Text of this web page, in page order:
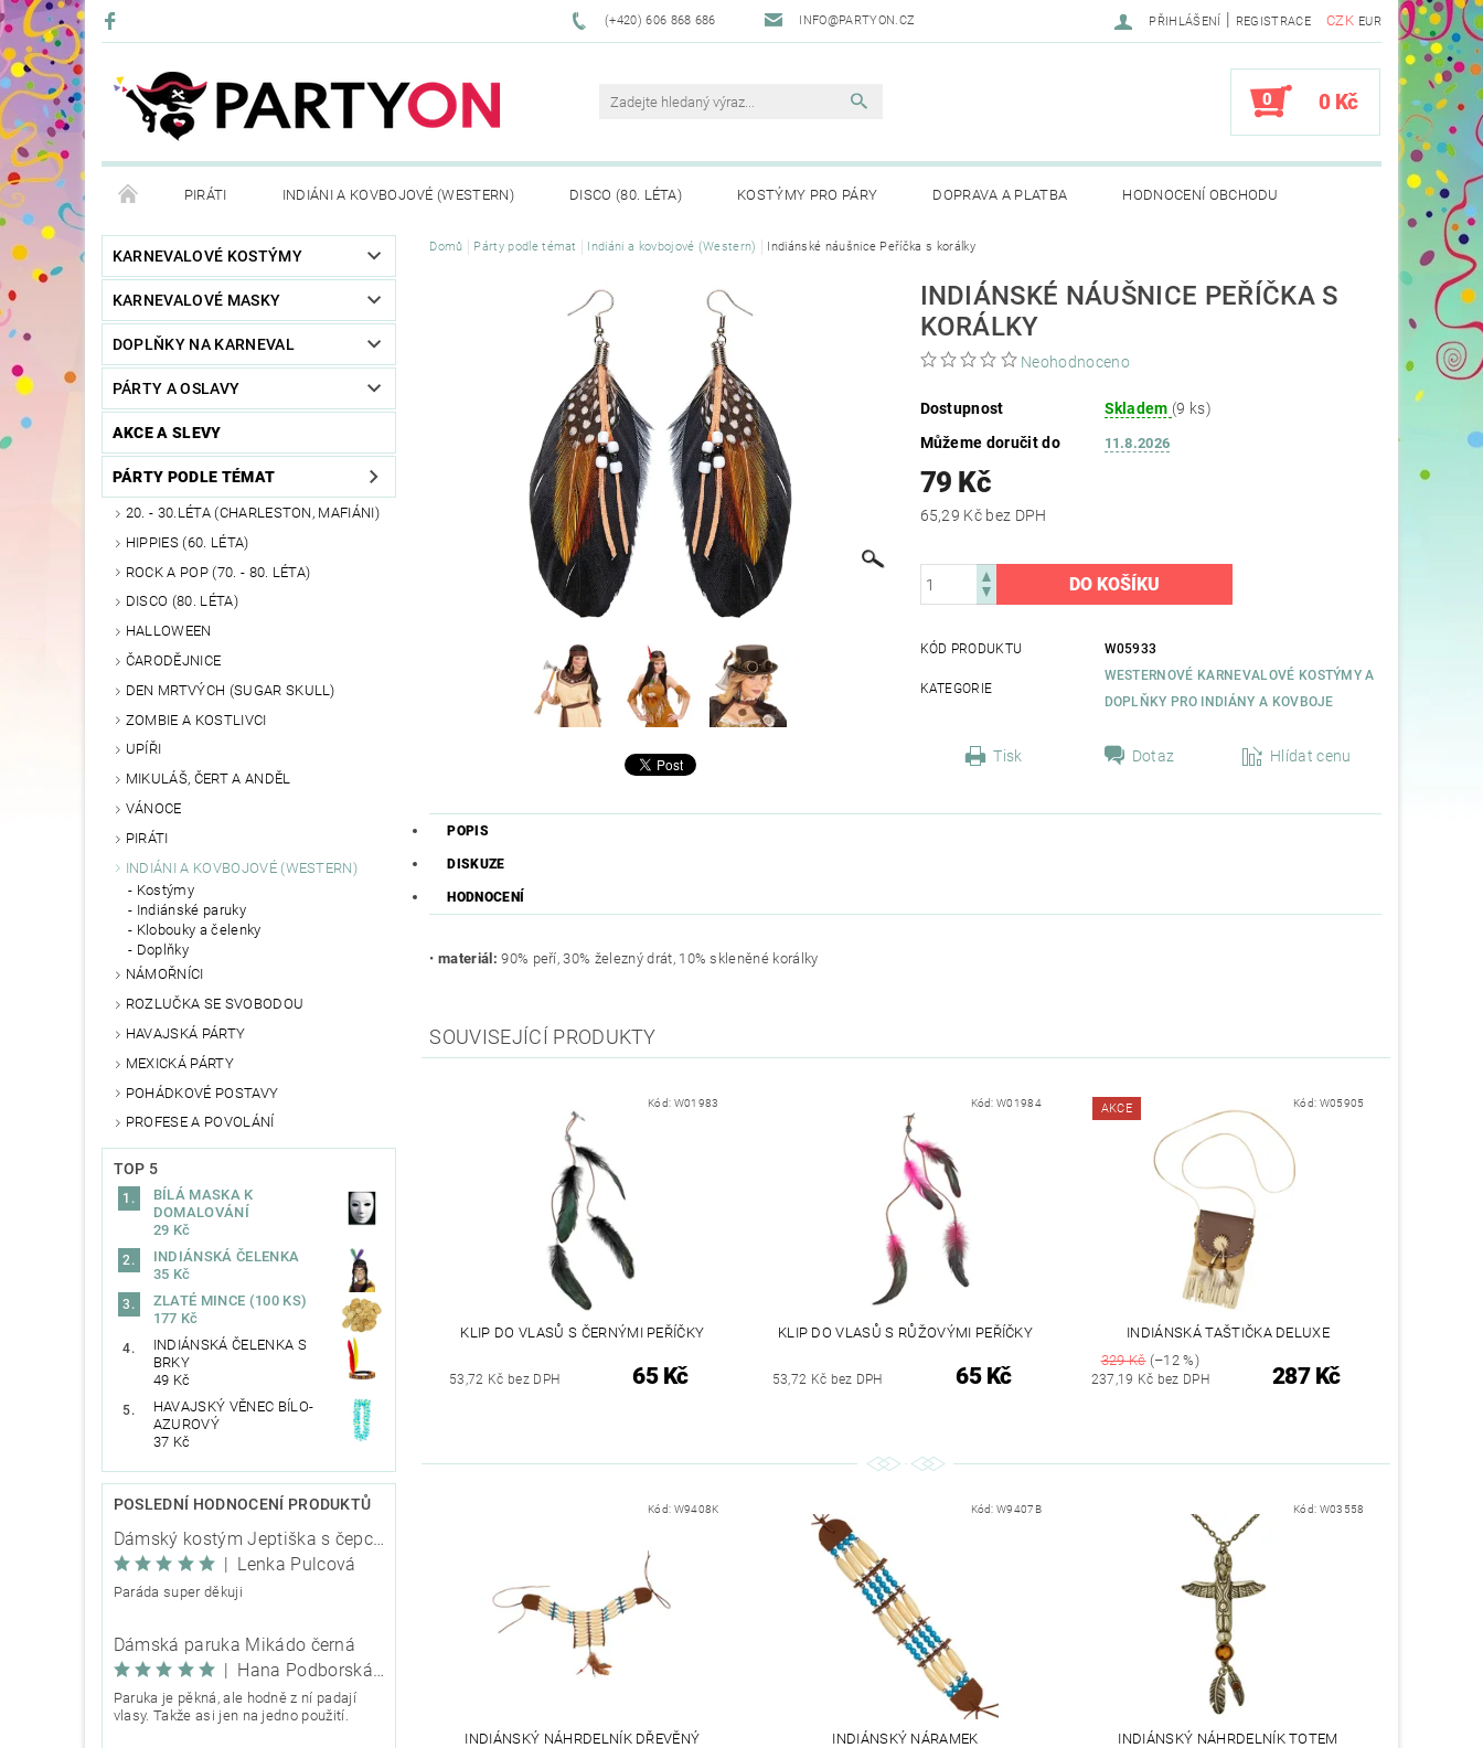
(+420) 606 868 686 INFO@PARTYON.CZ CZK EUR
PŘIHLÁŠENÍ | REGISTRACE
0 0 Kč
PIRÁTI INDIÁNI A KOVBOJOVÉ (WESTERN) DISCO (80. LÉTA) KOSTÝMY PRO PÁRY DOPRAVA A PLATBA HODNOCENÍ OBCHODU
KONTAKTY OBCHODNÍ PODMÍNKY VRÁCENÍ ZBOŽÍ REKLAMACE
KARNEVALOVÉ KOSTÝMY
KARNEVALOVÉ MASKY
DOPLŇKY NA KARNEVAL
PÁRTY A OSLAVY
AKCE A SLEVY
PÁRTY PODLE TÉMAT
20. - 30.LÉTA (CHARLESTON, MAFIÁNI)
HIPPIES (60. LÉTA)
ROCK A POP (70. - 80. LÉTA)
DISCO (80. LÉTA)
HALLOWEEN
ČARODĚJNICE
DEN MRTVÝCH (SUGAR SKULL)
ZOMBIE A KOSTLIVCI
UPÍŘI
MIKULÁŠ, ČERT A ANDĚL
VÁNOCE
PIRÁTI
INDIÁNI A KOVBOJOVÉ (WESTERN)
Kostýmy
Indiánské paruky
Klobouky a čelenky
Doplňky
NÁMOŘNÍCI
ROZLUČKA SE SVOBODOU
HAVAJSKÁ PÁRTY
MEXICKÁ PÁRTY
POHÁDKOVÉ POSTAVY
PROFESE A POVOLÁNÍ
TOP 5
BÍLÁ MASKA K
DOMALOVÁNÍ
29 Kč
INDIÁNSKÁ ČELENKA
35 Kč
ZLATÉ MINCE (100 KS)
177 Kč
INDIÁNSKÁ ČELENKA S
BRKY
49 Kč
HAVAJSKÝ VĚNEC BÍLO-
AZUROVÝ
37 Kč
POSLEDNÍ HODNOCENÍ PRODUKTŮ
Dámský kostým Jeptiška s čepcem
Lenka Pulcová
Paráda super děkuji
Dámská paruka Mikádo černá
Hana Podborská TRIXIE
Paruka je pěkná, ale hodně z ní padají
vlasy. Takže asi jen na jedno použití.
Domů Párty podle témat Indiáni a kovbojové (Western) Indiánské náušnice Peříčka s korálky
INDIÁNSKÉ NÁUŠNICE PEŘÍČKA S
KORÁLKY
Neohodnoceno
Dostupnost Skladem (9 ks)
Můžeme doručit do
11.8.2026
79 Kč
65,29 Kč bez DPH
KÓD PRODUKTU W05933
KATEGORIE
WESTERNOVÉ KARNEVALOVÉ KOSTÝMY A
DOPLŇKY PRO INDIÁNY A KOVBOJE
Tisk Dotaz Hlídat cenu
POPIS
DISKUZE
HODNOCENÍ
•materiál: 90% peří, 30% železný drát, 10% skleněné korálky
SOUVISEJÍCÍ PRODUKTY
Kód: W01983
KLIP DO VLASŮ S ČERNÝMI PEŘÍČKY
53,72 Kč bez DPH 65 Kč
Kód:W01984
KLIP DO VLASŮ S RŮŽOVÝMI PEŘÍČKY
53,72 Kč bez DPH 65 Kč
AKCE Kód: W05905
INDIÁNSKÁ TAŠTIČKA DELUXE
329 Kč(–12 %)
237,19 Kč bez DPH 287 Kč
Kód: W9408K
INDIÁNSKÝ NÁHRDELNÍK DŘEVĚNÝ
Kód:W9407B
INDIÁNSKÝ NÁRAMEK
Kód: W03558
INDIÁNSKÝ NÁHRDELNÍK TOTEM